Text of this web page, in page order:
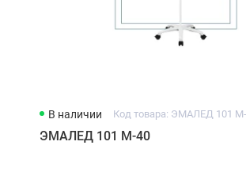
В наличии Код товара: ЭМАЛЕД 101
ЭМАЛЕД 101 М-40